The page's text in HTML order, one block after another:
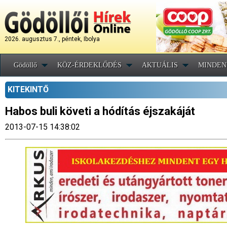
2026. augusztus 7., péntek, Ibolya
Gödöllő KÖZ-ÉRDEKLŐDÉS AKTUÁLIS
KITEKINTŐ
Habos buli követi a hódítás éjszakáját
2013-07-15 14:38:02